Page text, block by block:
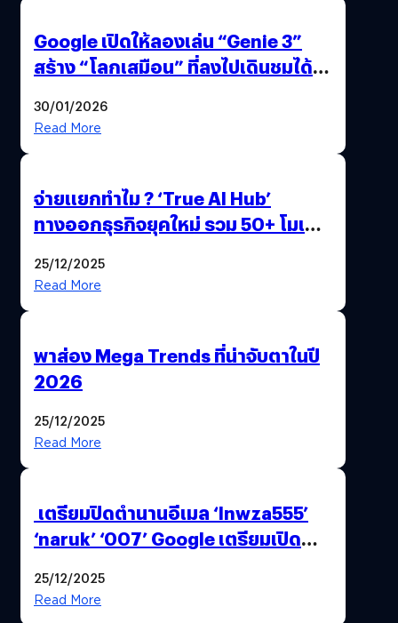
Google เปิดให้ลองเล่น “Genie 3”
สร้าง “โลกเสมือน” ที่ลงไปเดินชมได้
30/01/2026
Read More
จ่ายแยกทำไม ? ‘True AI Hub’
ทางออกธุรกิจยุคใหม่ รวม 50+ โมเดล
25/12/2025
Read More
พาส่อง Mega Trends ที่น่าจับตาในปี
2026
25/12/2025
Read More
เตรียมปิดตำนานอีเมล ‘lnwza555’
‘naruk’ ‘007’ Google เตรียมเปิด
25/12/2025
Read More